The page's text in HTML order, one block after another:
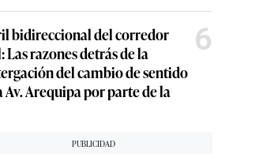
bidireccional del corredor
Las razones detrás de la
del cambio de sentido
Av. Arequipa por parte de la
6